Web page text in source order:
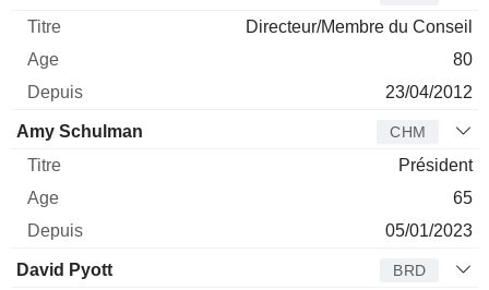
Directeur/Membre du Conseil
80
23/04/2012
Amy Schulman CHM
Président
65
05/01/2023
David Pyott BRD